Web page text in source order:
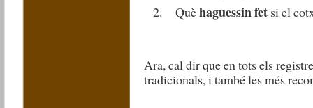
Quèhaguessin fetsi el
Ara, cal dir que en tots els
tradicionals, i també les més